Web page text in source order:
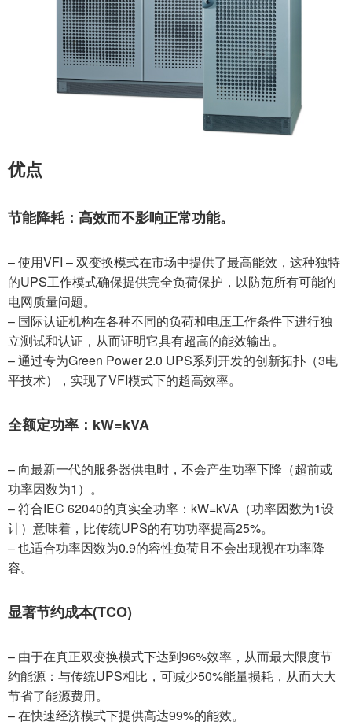
优点
节能降耗：高效而不影响正常功能。
– 使用VFI – 双变换模式在市场中提供了最高能效，这种独特
的UPS工作模式确保提供完全负荷保护，以防范所有可能的
电网质量问题。
– 国际认证机构在各种不同的负荷和电压工作条件下进行独
立测试和认证，从而证明它具有超高的能效输出。
– 通过专为Green Power 2.0 UPS系列开发的创新拓扑（3电
平技术），实现了VFI模式下的超高效率。
全额定功率：kW=kVA
– 向最新一代的服务器供电时，不会产生功率下降（超前或
功率因数为1）。
– 符合IEC 62040的真实全功率：kW=kVA（功率因数为1设
计）意味着，比传统UPS的有功功率提高25%。
– 也适合功率因数为0.9的容性负荷且不会出现视在功率降
容。
显著节约成本(TCO)
– 由于在真正双变换模式下达到96%效率，从而最大限度节
约能源：与传统UPS相比，可减少50%能量损耗，从而大大
节省了能源费用。
– 在快速经济模式下提供高达99%的能效。